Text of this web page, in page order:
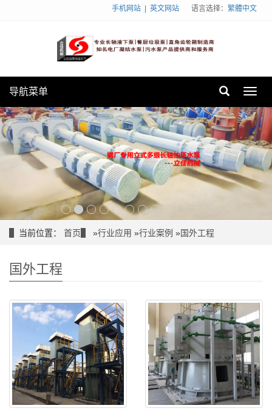
语言选择： 繁體中文
手机网站 英文网站
导航菜单
当前位置： 首页 »行业应用 »行业案例 »国外工程
国外工程